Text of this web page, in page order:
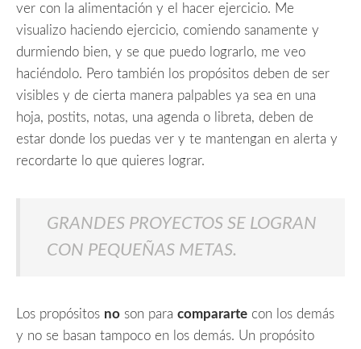
ver con la alimentación y el hacer ejercicio. Me
visualizo haciendo ejercicio, comiendo sanamente y
durmiendo bien, y se que puedo lograrlo, me veo
haciéndolo. Pero también los propósitos deben de ser
visibles y de cierta manera palpables ya sea en una
hoja, postits, notas, una agenda o libreta, deben de
estar donde los puedas ver y te mantengan en alerta y
recordarte lo que quieres lograr.
GRANDES PROYECTOS SE LOGRAN
CON PEQUEÑAS METAS.
Los propósitos no son para compararte con los demás
y no se basan tampoco en los demás. Un propósito